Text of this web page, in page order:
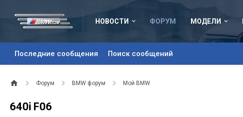
НОВОСТИ ФОРУМ
Последние сообщения Поиск сообщений
МОДЕЛИ
Форум BMW форум Мой BMW
640i F06